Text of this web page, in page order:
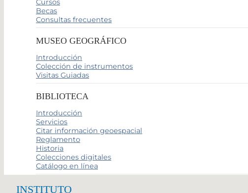
Cursos
Becas
Consultas frecuentes
MUSEO GEOGRÁFICO
Introducción
Colección de instrumentos
Visitas Guiadas
BIBLIOTECA
Introducción
Servicios
Citar información geoespacial
Reglamento
Historia
Colecciones digitales
Catálogo en línea
INSTITUTO